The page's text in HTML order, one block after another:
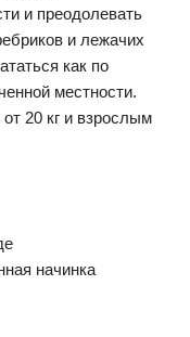
и преодолевать
и лежачих
как по
местности.
20 кг и взрослым
начинка